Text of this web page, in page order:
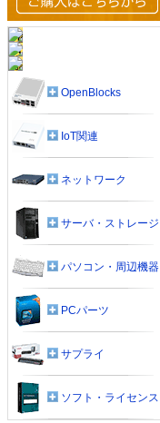
OpenBlocks
IoT関連
ネットワーク
サーバ・ストレージ
パソコン・周辺機器
PCパーツ
サプライ
ソフト・ライセンス